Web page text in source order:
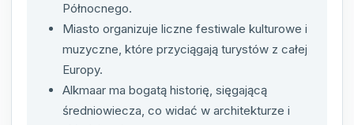
Północnego.
Miasto organizuje liczne festiwale kulturowe i
muzyczne, które przyciągają turystów z całej
Europy.
Alkmaar ma bogatą historię, sięgającą
średniowiecza, co widać w architekturze i